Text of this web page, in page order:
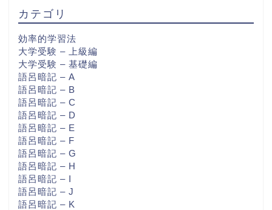
カテゴリ
効率的学習法
大学受験 – 上級編
大学受験 – 基礎編
語呂暗記 – A
語呂暗記 – B
語呂暗記 – C
語呂暗記 – D
語呂暗記 – E
語呂暗記 – F
語呂暗記 – G
語呂暗記 – H
語呂暗記 – I
語呂暗記 – J
語呂暗記 – K